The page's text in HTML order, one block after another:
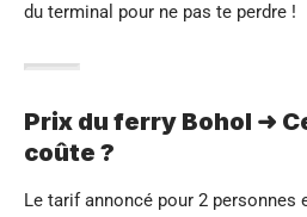
du terminal pour ne pas te perdre !
Prix du ferry Bohol ➜
coûte ?
Le tarif annoncé pour 2 personnes